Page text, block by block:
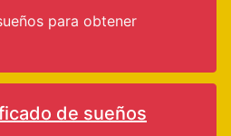
para obtener
de sueños